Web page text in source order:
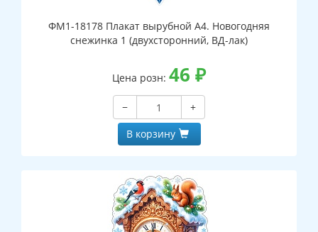
ФМ1-18178 Плакат вырубной А4. Новогодняя
снежинка 1 (двухсторонний, ВД-лак)
Цена розн: 46 ₽
−
+
В корзину